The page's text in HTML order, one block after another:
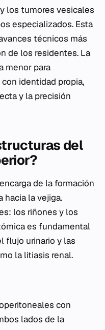
los tumores vesicales
especializados. Esta
técnicos más
de los residentes. La
menor para
identidad propia,
y la precisión
del
de la formación
hacia la vejiga.
los riñones y los
es fundamental
flujo urinario y las
la litiasis renal.
con
lados de la